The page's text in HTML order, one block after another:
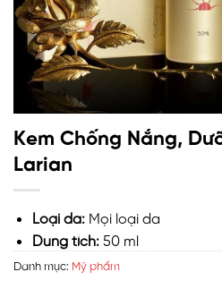
Kem Chống Nắng,
Larian
Loại da: Mọi loại da
Dung tích: 50 ml
Danh mục: Mỹ phẩm